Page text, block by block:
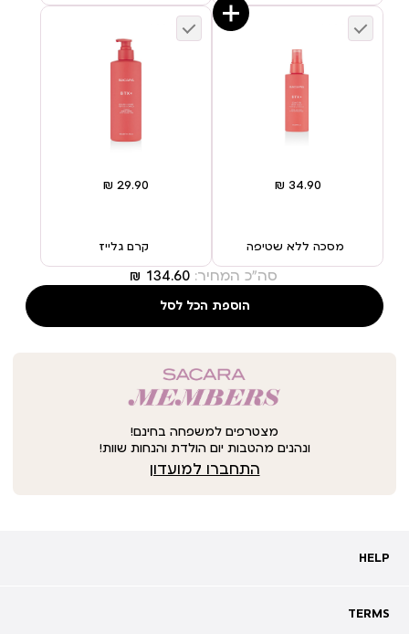
מסכה ללא שטיפה קרם גלייז
סה"כ המחיר: ‏134.60 ₪
הוספת הכל לסל
מצטרפים למשפחה בחינם!
ונהנים מהטבות יום הולדת והנחות שוות!
התחברו למועדון
HELP
HELP
שאלות ותשובות
TERMS
TERMS